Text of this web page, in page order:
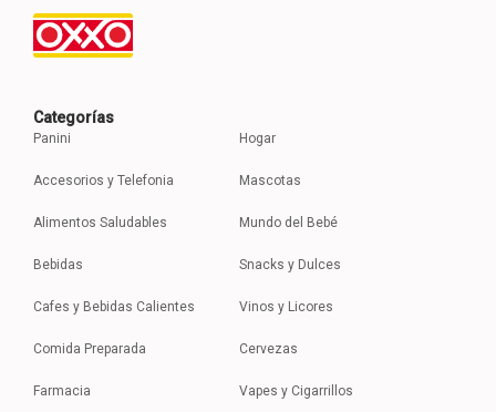
Categorías
Panini
Accesorios y Telefonia
Alimentos Saludables
Bebidas
Cafes y Bebidas Calientes
Comida Preparada
Farmacia
Hogar
Mascotas
Mundo del Bebé
Snacks y Dulces
Vinos y Licores
Cervezas
Vapes y Cigarrillos